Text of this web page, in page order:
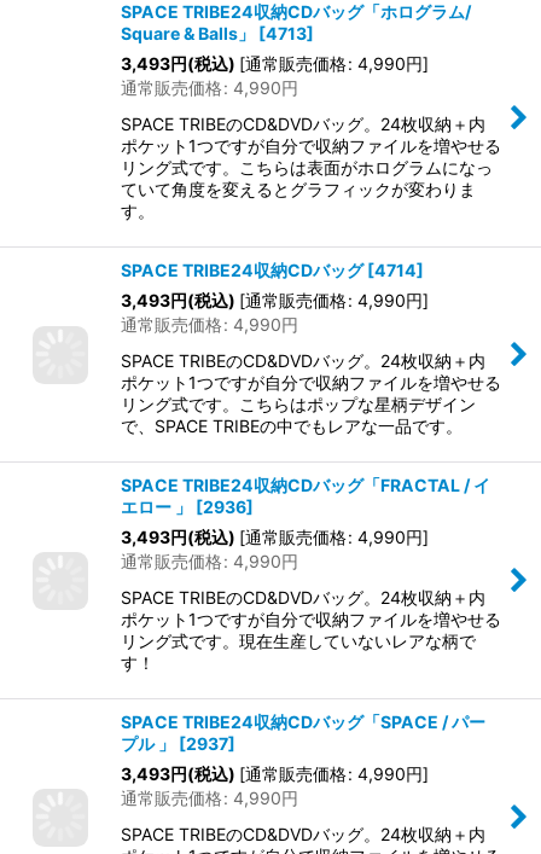
SPACE TRIBE24収納CDバッグ「ホログラム/
Square & Balls」
[4713]
3,493円(税込) [通常販売価格: 4,990円]
通常販売価格: 4,990円
SPACE TRIBEのCD&DVDバッグ。24枚収納＋内
ポケット1つですが自分で収納ファイルを増やせる
リング式です。こちらは表面がホログラムになっ
ていて角度を変えるとグラフィックが変わりま
す。
SPACE TRIBE24収納CDバッグ [4714]
3,493円(税込) [通常販売価格: 4,990円]
通常販売価格: 4,990円
SPACE TRIBEのCD&DVDバッグ。24枚収納＋内
ポケット1つですが自分で収納ファイルを増やせる
リング式です。こちらはポップな星柄デザイン
で、SPACE TRIBEの中でもレアな一品です。
SPACE TRIBE24収納CDバッグ「FRACTAL / イ
エロー 」
[2936]
3,493円(税込) [通常販売価格: 4,990円]
通常販売価格: 4,990円
SPACE TRIBEのCD&DVDバッグ。24枚収納＋内
ポケット1つですが自分で収納ファイルを増やせる
リング式です。現在生産していないレアな柄で
す！
SPACE TRIBE24収納CDバッグ「SPACE / パー
プル 」
[2937]
3,493円(税込) [通常販売価格: 4,990円]
通常販売価格: 4,990円
SPACE TRIBEのCD&DVDバッグ。24枚収納＋内